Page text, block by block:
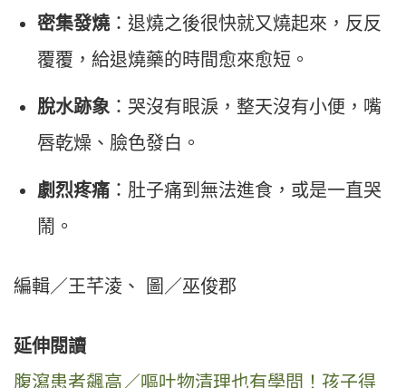
密集發燒 ：退燒之後很快就又燒起來，反反
覆覆，給退燒藥的時間愈來愈短。
脫水跡象 ：哭沒有眼淚，整天沒有小便，嘴
唇乾燥、臉色發白。
劇烈疼痛 ：肚子痛到無法進食，或是一直哭
鬧。
編輯／王芊淩、 圖／巫俊郡
延伸閱讀
腹瀉患者飆高／嘔吐物清理也有學問！孩子得